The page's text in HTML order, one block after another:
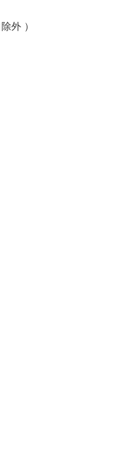
外 ）